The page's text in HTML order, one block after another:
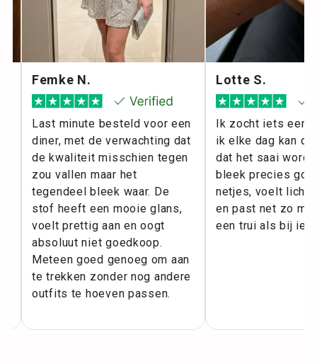
Femke N.
Last minute besteld voor een
diner, met de verwachting dat
de kwaliteit misschien tegen
zou vallen maar het
tegendeel bleek waar. De
stof heeft een mooie glans,
voelt prettig aan en oogt
absoluut niet goedkoop.
Meteen goed genoeg om aan
te trekken zonder nog andere
outfits te hoeven passen.
Lotte S.
Ik zocht iets
ik elke dag kan
dat het saai
bleek precies
netjes, voelt licht
en past net zo
een trui als bij